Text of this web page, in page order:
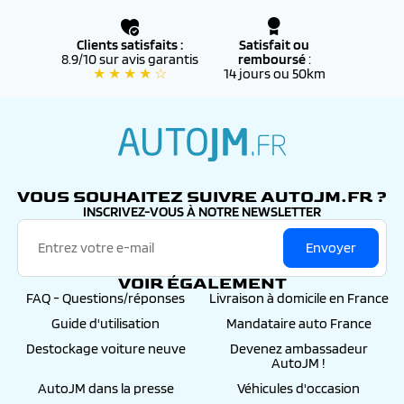
Clients satisfaits :
8.9/10 sur avis garantis
★ ★ ★ ★ ☆
Satisfait ou
remboursé:
14 jours ou 50km
VOUS SOUHAITEZ SUIVRE AUTOJM.FR ?
INSCRIVEZ-VOUS À NOTRE NEWSLETTER
Envoyer
VOIR ÉGALEMENT
FAQ - Questions/réponses
Livraison à domicile en France
Guide d'utilisation
Mandataire auto France
Destockage voiture neuve
Devenez ambassadeur
AutoJM !
AutoJM dans la presse
Véhicules d'occasion